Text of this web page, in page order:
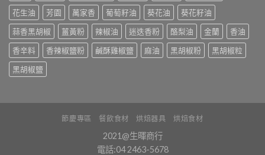
花生油
芳園 萬家香 葡萄籽油 葵花油
葵花籽油
蒜香黑胡椒
薑黃粉 辣椒油 迷迭香粉 酪梨油 金蘭
香油
香辛料
香辣椒鹽粉 鹹酥雞椒鹽 麻油 黑胡椒粉
黑胡椒粒
黑胡椒鹽
節慶專區 餐飲食材 烘焙器具 烘焙食材
2021@生暉商行
電話:04 2463-5678